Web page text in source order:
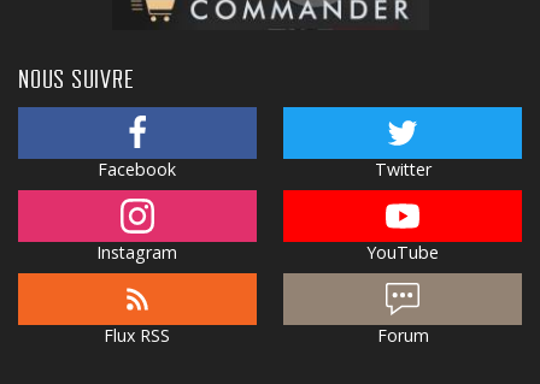
NOUS SUIVRE
Facebook Twitter
Instagram YouTube
Flux RSS Forum